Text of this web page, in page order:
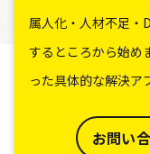
属人化・人材不足・
するところから始め
った具体的な解決ア
お問い